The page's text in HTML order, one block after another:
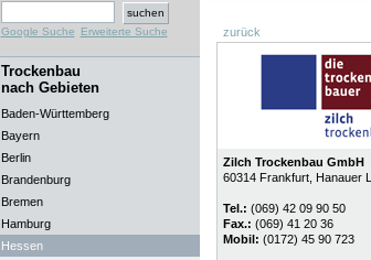
Google Suche Erweiterte Suche
Trockenbau
nach Gebieten
Baden-Württemberg
Bayern
Berlin
Brandenburg
Bremen
Hamburg
Hessen
zurück
Zilch Trockenbau GmbH
60314 Frankfurt, Hanauer
Tel.: (069) 42 09 90 50
Fax.: (069) 41 20 36
Mobil: (0172) 45 90 723